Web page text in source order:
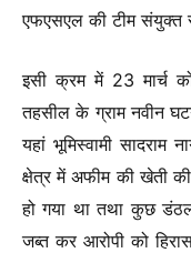
एफएसएल की टीम संयुक्त
इसी क्रम में 23 मार्च
तहसील के ग्राम नवीन
यहां भूमिस्वामी सादराम
क्षेत्र में अफीम की खेती
हो गया था तथा कुछ
जब्त कर आरोपी को